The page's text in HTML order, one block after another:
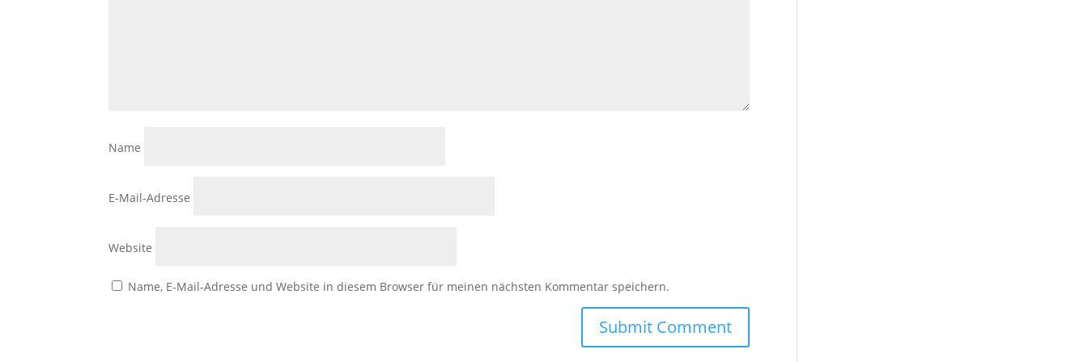
Name
E-Mail-Adresse
Website
Name, E-Mail-Adresse und Website in diesem Browser für meinen nächsten Kommentar speichern.